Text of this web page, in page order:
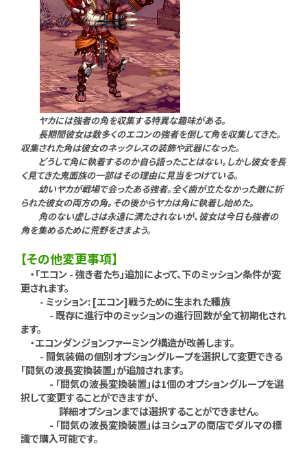
ヤカには強者の角を収集する特異な趣味がある。
長期間彼女は数多くのエコンの強者を倒して角を収集してきた。
収集された角は彼女のネックレスの装飾や武器になった。
どうして角に執着するのか自ら語ったことはない。しかし彼女を長
く見てきた鬼面族の一部はその理由に見当をつけている。
幼いヤカが戦場で会ったある強者。全く歯が立たなかった敵に折
られた彼女の両方の角。その後からヤカは角に執着し始めた。
角のない虚しさは永遠に満たされないが、彼女は今日も強者の
角を集めるために荒野をさまよう。
【その他変更事項】
・「エコン - 強き者たち」追加によって、下のミッション条件が変
更されます。
- ミッション: [エコン]戦うために生まれた種族
- 既存に進行中のミッションの進行回数が全て初期化され
ます。
・エコンダンジョンファーミング構造が改善します。
- 闘気装備の個別オプショングループを選択して変更できる
「闘気の波長変換装置」が追加されます。
- 「闘気の波長変換装置」は1個のオプショングループを選
択して変更することができますが、
詳細オプションまでは選択することができません。
- 「闘気の波長変換装置」はヨシュアの商店でダルマの標
識で購入可能です。